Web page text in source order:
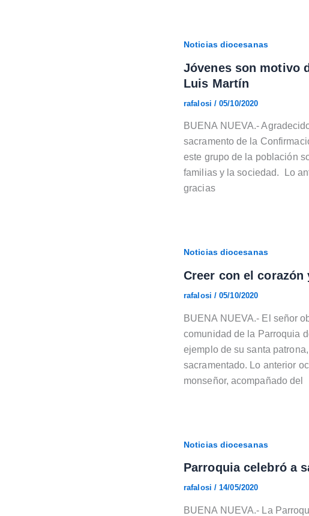
Noticias diocesanas
Jóvenes son motivo
Luis Martín
rafalosi /05/10/2020
BUENA NUEVA.-
sacramento de la
este grupo de la población
familias y la sociedad. Lo
gracias
Noticias diocesanas
Creer con el
rafalosi /05/10/2020
BUENA NUEVA.- El señor
comunidad de la Parroquia
ejemplo de su santa
sacramentado. Lo anterior
monseñor, acompañado del
Noticias diocesanas
Parroquia celebró a
rafalosi /14/05/2020
BUENA NUEVA.- La